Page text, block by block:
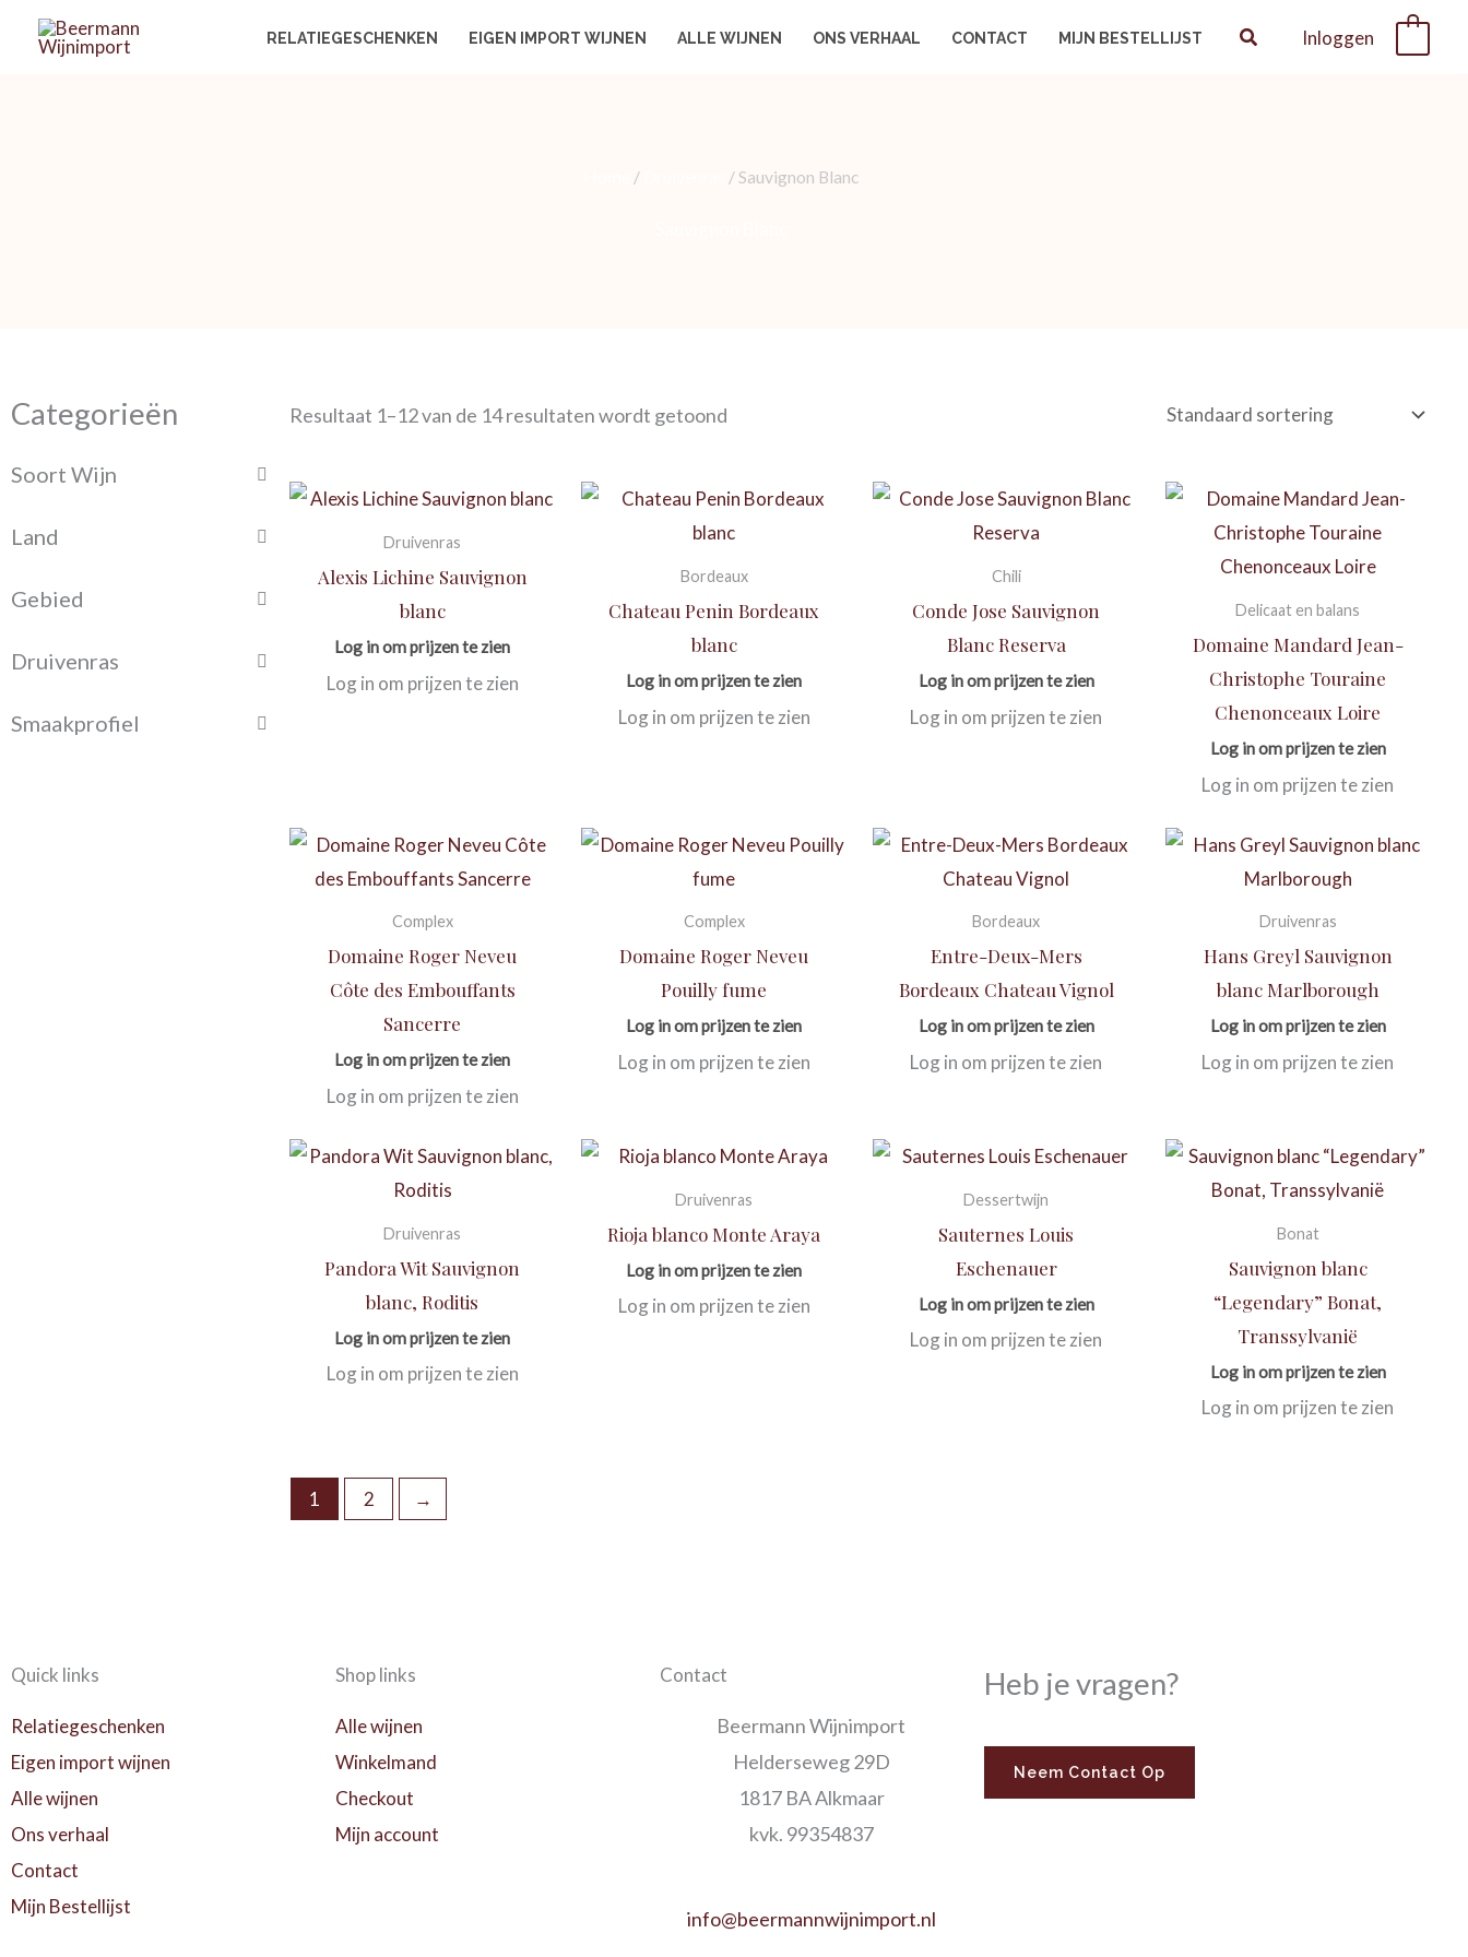
RELATIEGESCHENKEN EIGEN IMPORT WIJNEN ALLE WIJNEN ONS VERHAAL CONTACT MIJN BESTELLIJST Inloggen
/ / Sauvignon Blanc
Categorieën
Soort Wijn
Land
Gebied
Druivenras
Smaakprofiel
Resultaat 1–12 van de 14 resultaten wordt getoond
Druivenras
Alexis Lichine Sauvignon
blanc
Log in om prijzen te zien
Log in om prijzen te zien
Bordeaux
Chateau Penin Bordeaux
blanc
Log in om prijzen te zien
Log in om prijzen te zien
Chili
Conde Jose Sauvignon
Blanc Reserva
Log in om prijzen te zien
Log in om prijzen te zien
Delicaat en balans
Domaine Mandard Jean-
Christophe Touraine
Chenonceaux Loire
Log in om prijzen te zien
Log in om prijzen te zien
Complex
Domaine Roger Neveu
Côte des Embouffants
Sancerre
Log in om prijzen te zien
Log in om prijzen te zien
Complex
Domaine Roger Neveu
Pouilly fume
Log in om prijzen te zien
Log in om prijzen te zien
Bordeaux
Entre-Deux-Mers
Bordeaux Chateau Vignol
Log in om prijzen te zien
Log in om prijzen te zien
Druivenras
Hans Greyl Sauvignon
blanc Marlborough
Log in om prijzen te zien
Log in om prijzen te zien
Druivenras
Pandora Wit Sauvignon
blanc, Roditis
Log in om prijzen te zien
Log in om prijzen te zien
Druivenras
Rioja blanco Monte Araya
Log in om prijzen te zien
Log in om prijzen te zien
Dessertwijn
Sauternes Louis
Eschenauer
Log in om prijzen te zien
Log in om prijzen te zien
Bonat
Sauvignon blanc
“Legendary” Bonat,
Transsylvanië
Log in om prijzen te zien
Log in om prijzen te zien
1 2 →
Quick links
Relatiegeschenken
Eigen import wijnen
Alle wijnen
Ons verhaal
Contact
Mijn Bestellijst
Shop links
Alle wijnen
Winkelmand
Checkout
Mijn account
Contact
Beermann Wijnimport
Helderseweg 29D
1817 BA Alkmaar
kvk. 99354837
info@beermannwijnimport.nl
Heb je vragen?
Neem Contact Op